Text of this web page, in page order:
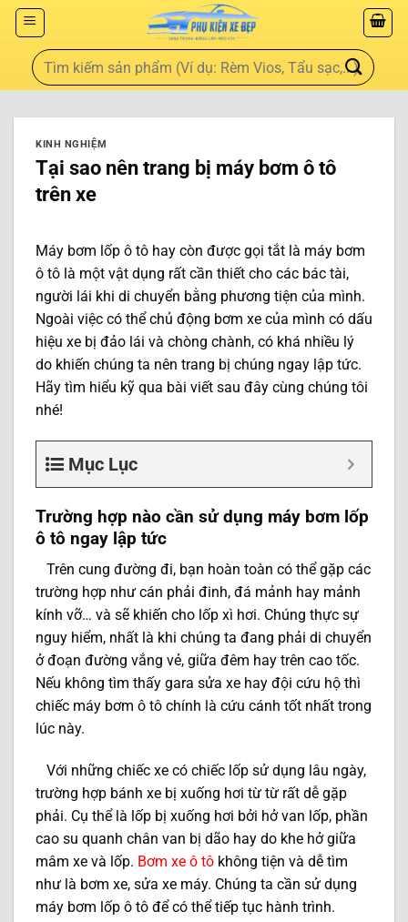
KINH NGHIỆM
Tại sao nên trang bị máy bơm ô tô
trên xe
Máy bơm lốp ô tô hay còn được gọi tắt là máy bơm
ô tô là một vật dụng rất cần thiết cho các bác tài,
người lái khi di chuyển bằng phương tiện của mình.
Ngoài việc có thể chủ động bơm xe của mình có dấu
hiệu xe bị đảo lái và chòng chành, có khá nhiều lý
do khiến chúng ta nên trang bị chúng ngay lập tức.
Hãy tìm hiểu kỹ qua bài viết sau đây cùng chúng tôi
nhé!
Mục Lục
Trường hợp nào cần sử dụng máy bơm lốp
ô tô ngay lập tức
Trên cung đường đi, bạn hoàn toàn có thể gặp các
trường hợp như cán phải đinh, đá mảnh hay mảnh
kính vỡ… và sẽ khiến cho lốp xì hơi. Chúng thực sự
nguy hiểm, nhất là khi chúng ta đang phải di chuyển
ở đoạn đường vắng vẻ, giữa đêm hay trên cao tốc.
Nếu không tìm thấy gara sửa xe hay đội cứu hộ thì
chiếc máy bơm ô tô chính là cứu cánh tốt nhất trong
lúc này.
Với những chiếc xe có chiếc lốp sử dụng lâu ngày,
trường hợp bánh xe bị xuống hơi từ từ rất dễ gặp
phải. Cụ thể là lốp bị xuống hơi bởi hở van lốp, phần
cao su quanh chân van bị dão hay do khe hở giữa
mâm xe và lốp. Bơm xe ô tô không tiện và dễ tìm
như là bơm xe, sửa xe máy. Chúng ta cần sử dụng
máy bơm lốp ô tô để có thể tiếp tục hành trình.